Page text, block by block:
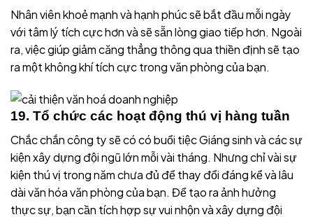
Nhân viên khoẻ mạnh và hạnh phúc sẽ bắt đầu mỗi ngày
với tâm lý tích cực hơn và sẽ sẵn lòng giao tiếp hơn. Ngoài
ra, việc giúp giảm căng thẳng thông qua thiền định sẽ tạo
ra một không khí tích cực trong văn phòng của bạn.
19. Tổ chức các hoạt động thú vị hàng tuần
Chắc chắn công ty sẽ có có buổi tiệc Giáng sinh và các sự
kiện xây dựng đội ngũ lớn mỗi vài tháng. Nhưng chỉ vài sự
kiện thú vị trong năm chưa đủ để thay đổi đáng kể và lâu
dài văn hóa văn phòng của bạn. Để tạo ra ảnh hưởng
thực sự, bạn cần tích hợp sự vui nhộn và xây dựng đội